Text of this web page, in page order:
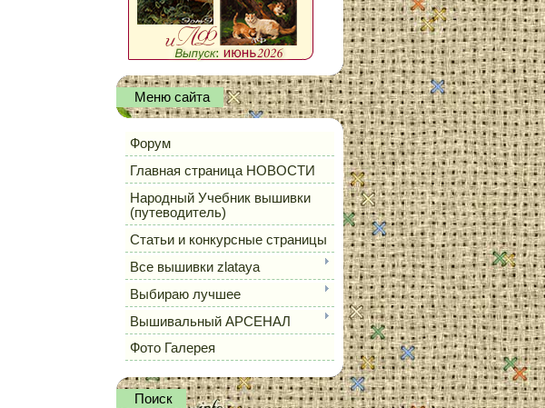
Меню сайта
Форум
Главная страница НОВОСТИ
Народный Учебник вышивки
(путеводитель)
Статьи и конкурсные страницы
Все вышивки zlataya
Выбираю лучшее
Вышивальный АРСЕНАЛ
Фото Галерея
Поиск